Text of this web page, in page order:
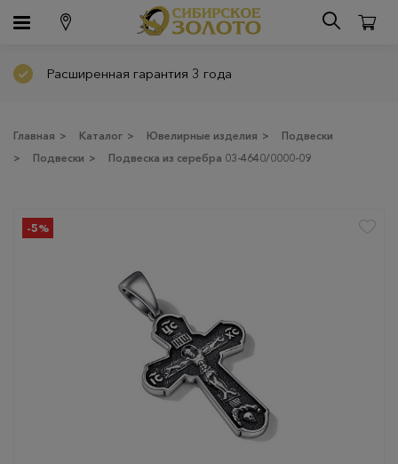
Расширенная гарантия 3 года
Главная > Каталог > Ювелирные изделия >
Подвески
>
Подвески > Подвеска из серебра 03-4640/0000-09
-5%